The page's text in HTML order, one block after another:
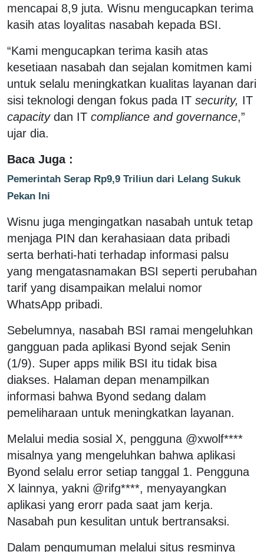
mencapai 8,9 juta. Wisnu mengucapkan terima
kasih atas loyalitas nasabah kepada BSI.
“Kami mengucapkan terima kasih atas
kesetiaan nasabah dan sejalan komitmen kami
untuk selalu meningkatkan kualitas layanan dari
sisi teknologi dengan fokus pada IT security, IT
capacitydan IT compliance and governance,”
ujar dia.
Baca Juga :
Pemerintah Serap Rp9,9 Triliun dari Lelang Sukuk
Pekan Ini
Wisnu juga mengingatkan nasabah untuk tetap
menjaga PIN dan kerahasiaan data pribadi
serta berhati-hati terhadap informasi palsu
yang mengatasnamakan BSI seperti perubahan
tarif yang disampaikan melalui nomor
WhatsApp pribadi.
Sebelumnya, nasabah BSI ramai mengeluhkan
gangguan pada aplikasi Byond sejak Senin
(1/9). Super apps milik BSI itu tidak bisa
diakses. Halaman depan menampilkan
informasi bahwa Byond sedang dalam
pemeliharaan untuk meningkatkan layanan.
Melalui media sosial X, pengguna @xwolf****
misalnya yang mengeluhkan bahwa aplikasi
Byond selalu error setiap tanggal 1. Pengguna
X lainnya, yakni @rifg****, menyayangkan
aplikasi yang erorr pada saat jam kerja.
Nasabah pun kesulitan untuk bertransaksi.
Dalam pengumuman melalui situs resminya